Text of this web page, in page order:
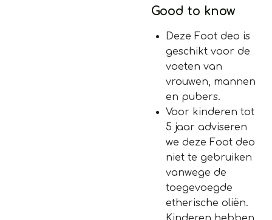
Good to know
Deze Foot deo is
geschikt voor de
voeten van
vrouwen, mannen
en pubers.
Voor kinderen tot
5 jaar adviseren
we deze Foot deo
niet te gebruiken
vanwege de
toegevoegde
etherische oliën.